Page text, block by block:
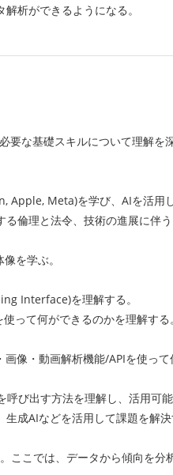
析ができるようになる。
な基礎スキルについて理解を深
Meta)を学び、AIを活用
理と法令、技術の進展に伴う
を学ぶ。
Interface)を理解する。
て何ができるのかを理解する
・動画解析機能/APIを使って
出す方法を理解し、活用可能
AIなどを活用して課題を解決
では、データから傾向を分析